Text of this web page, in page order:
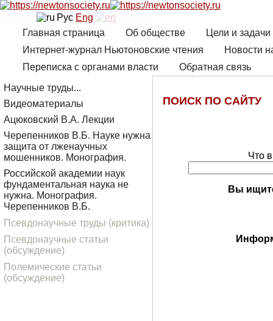
Рус Eng
Главная страница
Об обществе
Цели и
Интернет-журнал Ньютоновские чтения
Новости
Переписка с органами власти
Обратная связь
ПОИСК ПО САЙТУ
Что
Вы
Научные труды...
Видеоматериалы
Ацюковский В.А. Лекции
Черепенников В.Б. Науке нужна
защита от лженаучных
мошенников. Монография.
Российской академии наук
фундаментальная наука не
нужна. Монография.
Черепенников В.Б.
Псевдонаучные труды (критика)
Псевдонаучные статьи
(обсуждение)
Полемические статьи
(обсуждение)